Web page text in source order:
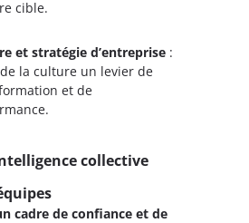
cible.
et stratégie d’entreprise :
la culture un levier de
et de
collective
cadre de confiance et de